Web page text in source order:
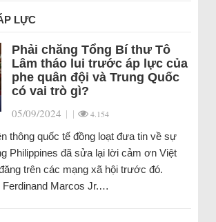
LỰC
Phải chăng Tổng Bí thư Tô
Lâm tháo lui trước áp lực của
phe quân đội và Trung Quốc
có vai trò gì?
05/09/2024 | | 4.154
thông quốc tế đồng loạt đưa tin về sự
Philippines đã sửa lại lời cảm ơn Việt
trên các mạng xã hội trước đó.
Marcos Jr.…